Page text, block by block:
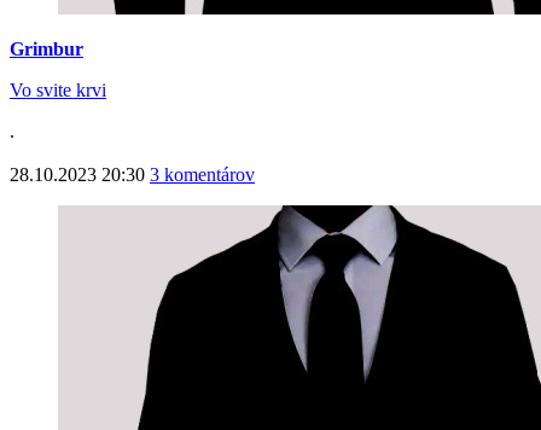
Grimbur
Vo svite krvi
.
28.10.2023 20:30 3 komentárov